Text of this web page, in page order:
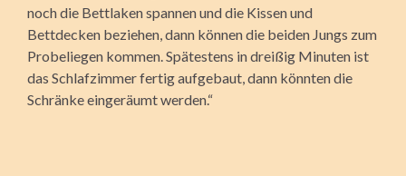
noch die Bettlaken spannen und die Kissen und
Bettdecken beziehen, dann können die beiden Jungs zum
Probeliegen kommen. Spätestens in dreißig Minuten ist
das Schlafzimmer fertig aufgebaut, dann könnten die
Schränke eingeräumt werden.“